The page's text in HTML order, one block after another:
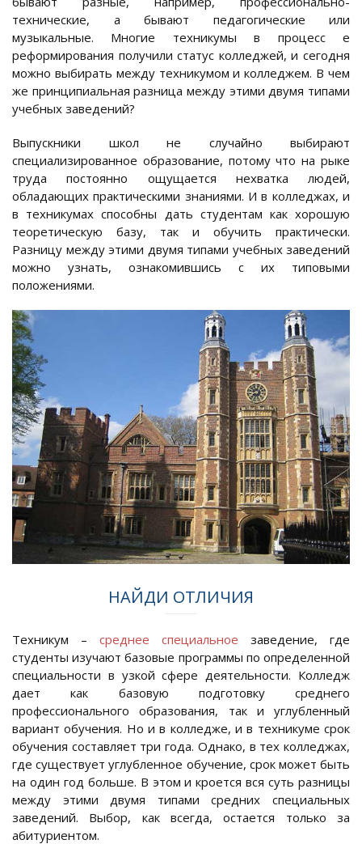
технические, а бывают педагогические или
музыкальные. Многие техникумы в процесс е
реформирования получили статус колледжей, и сегодня
можно выбирать между техникумом и колледжем. В чем
же принципиальная разница между этими двумя типами
учебных заведений?
Выпускники школ не случайно выбирают
специализированное образование, потому что на рыке
труда постоянно ощущается нехватка людей,
обладающих практическими знаниями. И в колледжах, и
в техникумах способны дать студентам как хорошую
теоретическую базу, так и обучить практически.
Разницу между этими двумя типами учебных заведений
можно узнать, ознакомившись с их типовыми
положениями.
НАЙДИ ОТЛИЧИЯ
Техникум – среднее специальное заведение, где
студенты изучают базовые программы по определенной
специальности в узкой сфере деятельности. Колледж
дает как базовую подготовку среднего
профессионального образования, так и углубленный
вариант обучения. Но и в колледже, и в техникуме срок
обучения составляет три года. Однако, в тех колледжах,
где существует углубленное обучение, срок может быть
на один год больше. В этом и кроется вся суть разницы
между этими двумя типами средних специальных
заведений. Выбор, как всегда, остается только за
абитуриентом.